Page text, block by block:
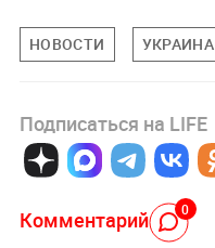
НОВОСТИ УКРАИНА
Подписаться на LIFE
Комментарий 0